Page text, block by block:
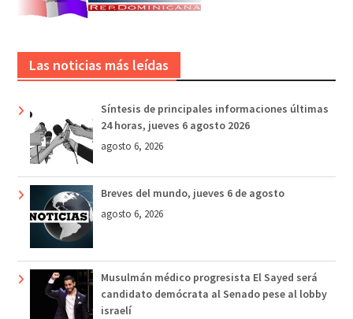
Las noticias más leídas
Síntesis de principales informaciones últimas
24 horas, jueves 6 agosto 2026
agosto 6, 2026
Breves del mundo, jueves 6 de agosto
agosto 6, 2026
Musulmán médico progresista El Sayed será
candidato demócrata al Senado pese al lobby
israelí